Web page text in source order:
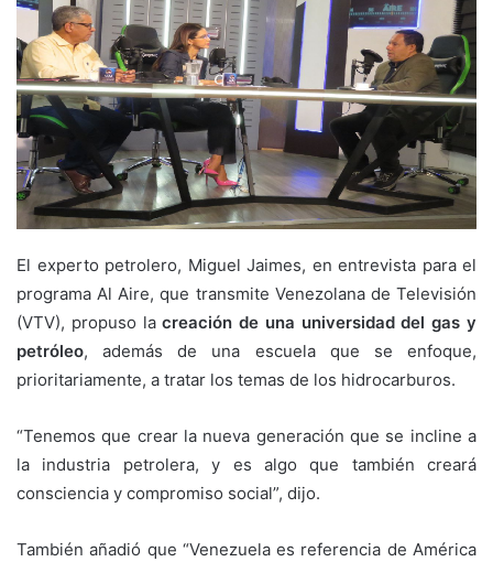
El experto petrolero, Miguel Jaimes, en entrevista para el
programa Al Aire, que transmite Venezolana de Televisión
(VTV), propuso lacreación de una universidad del gas y
petróleo, además de una escuela que se enfoque,
prioritariamente, a tratar los temas de los hidrocarburos.
“Tenemos que crear la nueva generación que se incline a
la industria petrolera, y es algo que también creará
consciencia y compromiso social”, dijo.
También añadió que “Venezuela es referencia de América